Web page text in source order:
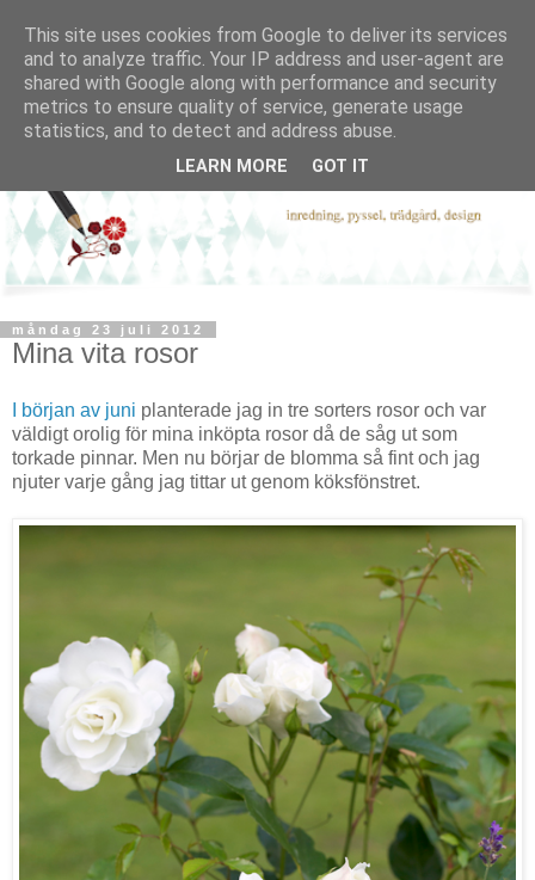
måndag 23 juli 2012
Mina vita rosor
I början av juni planterade jag in tre sorters rosor och var
väldigt orolig för mina inköpta rosor då de såg ut som
torkade pinnar. Men nu börjar de blomma så fint och jag
njuter varje gång jag tittar ut genom köksfönstret.
This site uses cookies from Google to deliver its services
and to analyze traffic. Your IP address and user-agent are
shared with Google along with performance and security
metrics to ensure quality of service, generate usage
statistics, and to detect and address abuse.
LEARN MORE GOT IT